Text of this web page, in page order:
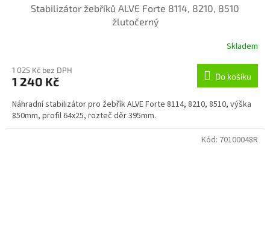
Stabilizátor žebříků ALVE Forte 8114, 8210, 8510
žlutočerný
Skladem
1 025 Kč bez DPH
1 240 Kč Do košíku
Náhradní stabilizátor pro žebřík ALVE Forte 8114, 8210, 8510, výška
850mm, profil 64x25, rozteč děr 395mm.
Kód: 70100048R